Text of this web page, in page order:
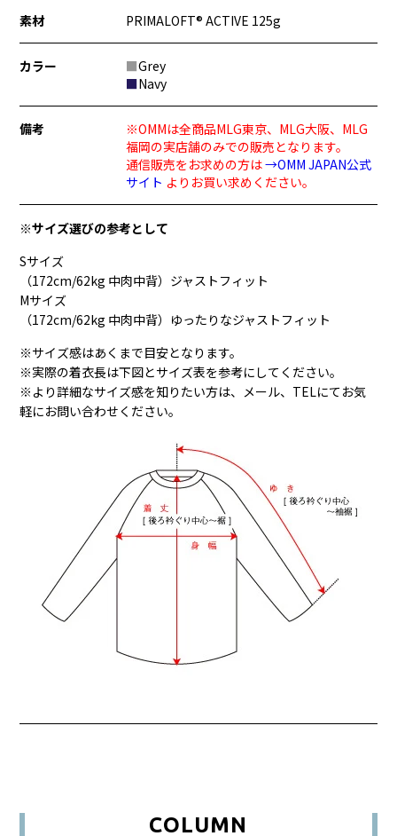
素材 PRIMALOFT® ACTIVE 125g
カラー ■Grey
■Navy
備考
※OMMは全商品MLG東京、MLG大阪、MLG
福岡の実店舗のみでの販売となります。
通信販売をお求めの方は→OMM JAPAN公式
サイト よりお買い求めください。
※サイズ選びの参考として
Sサイズ
（172cm/62kg 中肉中背）ジャストフィット
Mサイズ
（172cm/62kg 中肉中背）ゆったりなジャストフィット
※サイズ感はあくまで目安となります。
※実際の着衣長は下図とサイズ表を参考にしてください。
※より詳細なサイズ感を知りたい方は、メール、TELにてお気
軽にお問い合わせください。
COLUMN